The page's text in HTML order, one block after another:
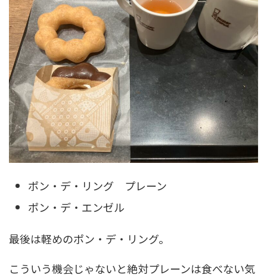
ポン・デ・リング プレーン
ポン・デ・エンゼル
最後は軽めのポン・デ・リング。
こういう機会じゃないと絶対プレーンは食べない気